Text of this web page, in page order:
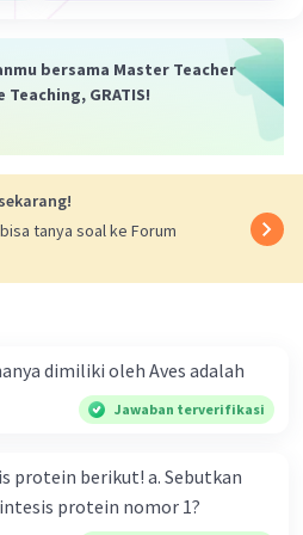
pembentukan virus yang matang.
dan gp41): Ini adalah
di permukaan HIV dan berperan
ini juga berperan dalam
virus ini untuk mengevadir
manusia dan menginfeksi sel-
salah satu komponen utama
tubuh. Pemahaman mengenai
potensial untuk
HIV.
bersama Master Teacher
Teaching, GRATIS!
tanya soal ke Forum
dimiliki oleh Aves adalah
Jawaban terverifikasi
berikut! a. Sebutkan
protein nomor 1?